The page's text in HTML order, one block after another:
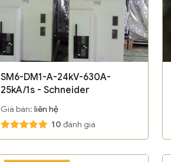
SM6-DM1-A-24kV-630A-
25kA/1s - Schneider
Giá bán: liên hệ
10 đánh giá